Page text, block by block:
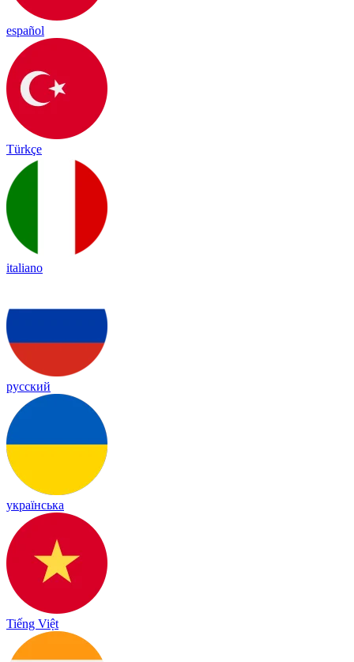
español
Türkçe
italiano
русский
українська
Tiếng Việt